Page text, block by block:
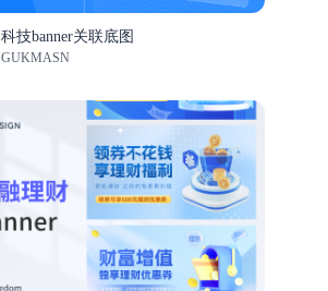
科技banner关联底图
GUKMASN